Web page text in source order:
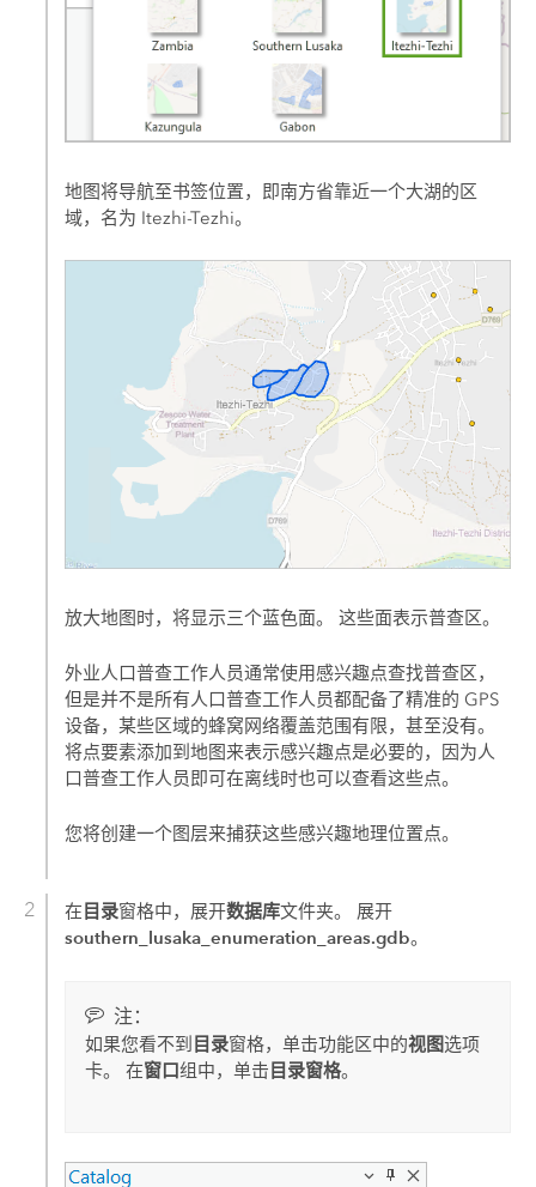
地图将导航至书签位置，即南方省靠近一个大湖的区
域，名为 Itezhi-Tezhi。
放大地图时，将显示三个蓝色面。 这些面表示普查区。
外业人口普查工作人员通常使用感兴趣点查找普查区，
但是并不是所有人口普查工作人员都配备了精准的 GPS
设备，某些区域的蜂窝网络覆盖范围有限，甚至没有。
将点要素添加到地图来表示感兴趣点是必要的，因为人
口普查工作人员即可在离线时也可以查看这些点。
您将创建一个图层来捕获这些感兴趣地理位置点。
在目录窗格中，展开数据库文件夹。 展开
southern_lusaka_enumeration_areas.gdb。
注：
如果您看不到 目录窗格，单击功能区中的视图选项
卡。 在窗口组中，单击目录窗格。